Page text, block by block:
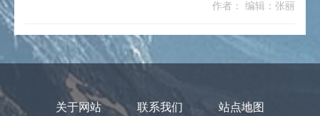
作者： 编辑：张丽
关于网站 联系我们
站点地图